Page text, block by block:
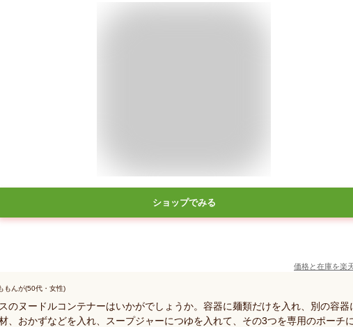
ショップでみる
価格と在庫を楽
もんが(50代・女性)
のヌードルコンテナーはいかがでしょうか。容器に麺類だけを入れ、別の容器
、おかずなどを入れ、スープジャーにつゆを入れて、その3つを専用のポーチ